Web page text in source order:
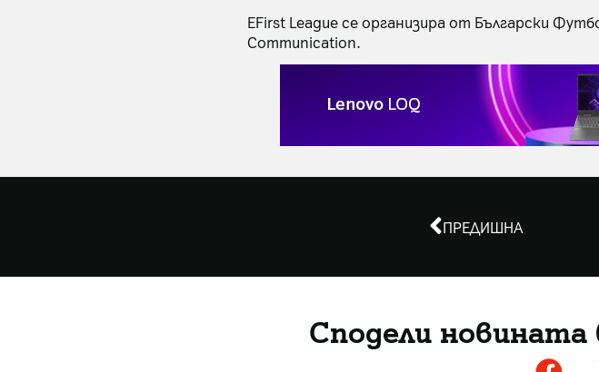
EFirst League се организира от Български
Communication.
ПРЕДИШНА
Сподели